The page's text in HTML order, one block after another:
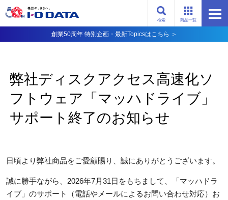
商品一覧
検索
創業50周年 特別企画・最新Topicsはこちら ＞
弊社ディスクアクセス高速化ソ
フトウェア「マッハドライブ」
サポート終了のお知らせ
日頃より弊社商品をご愛顧賜り、誠にありがとうございます。
誠に勝手ながら、2026年7月31日をもちまして、「マッハドラ
イブ」のサポート（電話やメールによるお問い合わせ対応）お